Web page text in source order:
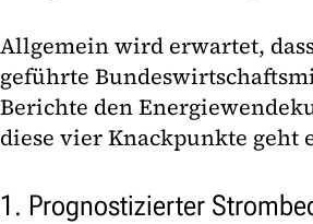
Allgemein wird erwartet,
geführte
Berichte den
diese vier Knackpunkte geht
1. Prognostizierter